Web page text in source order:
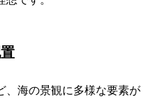
、海の景観に多様な要素が